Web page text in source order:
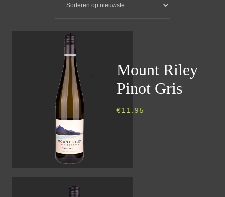
Mount Riley
Pinot Gris
€11.95